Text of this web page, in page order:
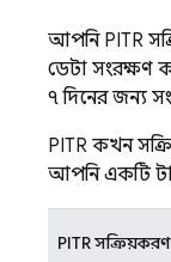
আপনি PITR
ডেটা সংরক্ষণ
৭ দিনের জন্য
PITR কখন
আপনি একটি
PITR সক্রিয়করণ